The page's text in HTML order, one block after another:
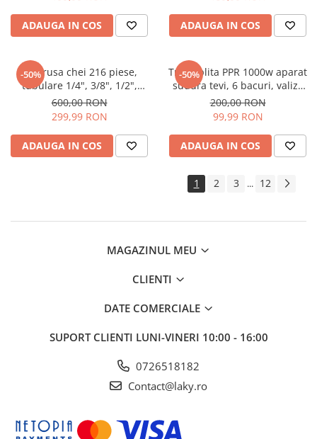
viteza variabila
ADAUGA IN COS ADAUGA IN COS
-50%
Set trusa chei 216 piese,
tubulare 1/4", 3/8", 1/2",
combinatii si biti,
PROFESIONAL
600,00 RON
299,99 RON
ADAUGA IN COS
-50%
Trusa plita PPR 1000w aparat
sudura tevi, 6 bacuri, valiza
metal, Profesional
200,00 RON
99,99 RON
ADAUGA IN COS
1 2 3 ... 12
MAGAZINUL MEU
CLIENTI
DATE COMERCIALE
SUPORT CLIENTI LUNI-VINERI 10:00 - 16:00
0726518182
Contact@laky.ro